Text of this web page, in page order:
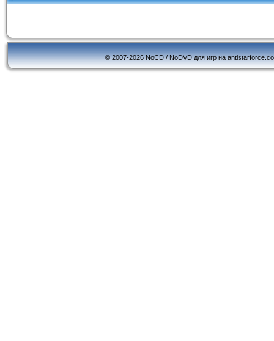
© 2007-2026 NoCD / NoDVD для игр на